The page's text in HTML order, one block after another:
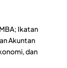
Ikatan
Akuntan
dan